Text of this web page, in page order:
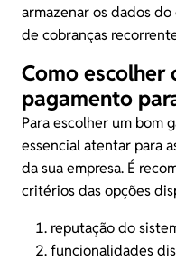
armazenar os dados
de cobranças
Como escolher
pagamento
Para escolher um bom
essencial atentar para
da sua empresa. É
critérios das opções
reputação do
funcionalidades